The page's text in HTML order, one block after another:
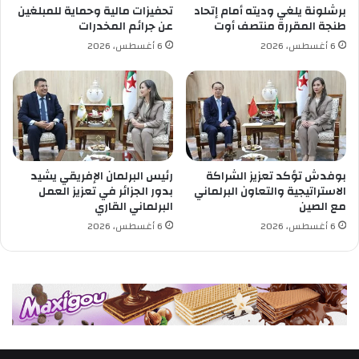
خ
ت
ل
ل
ت
ب
ا
ل
ج
ز
ا
ر
ع
ة
ا
ل
أ
و
ى
ل
ب
ط
و
ل
ا
ج
ز
برشلونة يلغي وديته أمام إتحاد
طنجة المقررة منتصف أوت
6 أغسطس، 2026
تحفيزات مالية وحماية للمبلغين
عن جرائم المخدرات
6 أغسطس، 2026
بوفدش تؤكد تعزيز الشراكة
الاستراتيجية والتعاون البرلماني
مع الصين
6 أغسطس، 2026
رئيس البرلمان الإفريقي يشيد
بدور الجزائر في تعزيز العمل
البرلماني القاري
6 أغسطس، 2026